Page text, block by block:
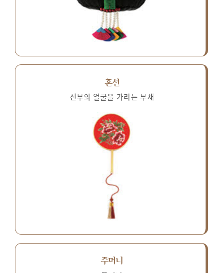
혼선
신부의 얼굴을 가리는 부채
주머니